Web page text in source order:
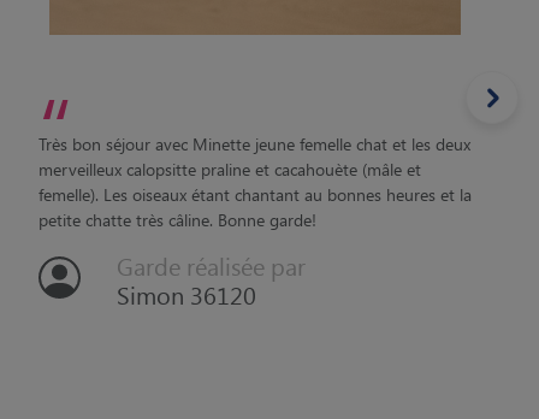
“
Très bon séjour avec Minette jeune femelle chat et les deux
merveilleux calopsitte praline et cacahouète (mâle et
femelle). Les oiseaux étant chantant au bonnes heures et la
petite chatte très câline. Bonne garde!
Garde réalisée par
Simon 36120